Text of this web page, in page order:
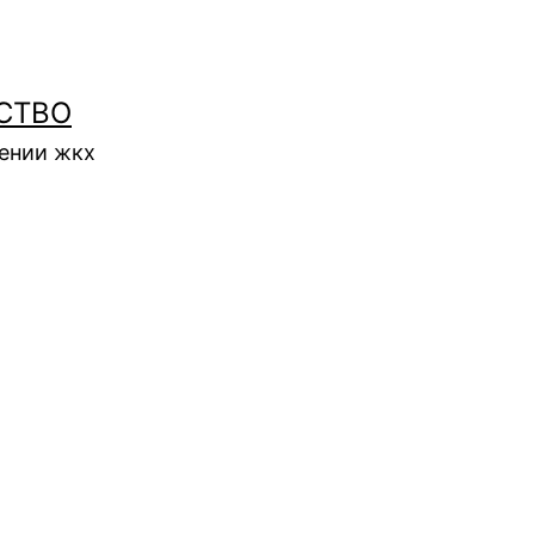
жкх